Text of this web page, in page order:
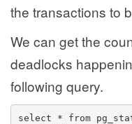
the transactions to
We can get the
deadlocks
following query.
select * from